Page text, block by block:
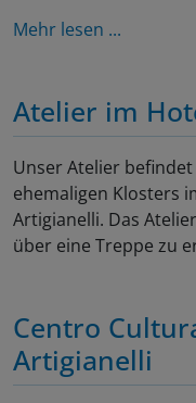
Mehr lesen ...
Atelier im
Unser Atelier
ehemaligen Klosters
Artigianelli. Das
über eine Treppe zu
Centro
Artigianelli